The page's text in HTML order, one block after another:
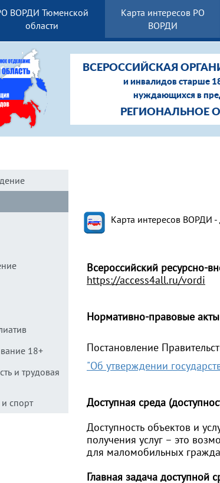
ВОРДИ Тюменской
области
Карта интересов РО
ВОРДИ
ВСЕРОССИЙСКАЯ
и инвалидов старше
нуждающихся в
РЕГИОНАЛЬНОЕ
Карта интересов ВОРДИ -
Всероссийский ресурсно-
https://access4all.ru/vordi
Нормативно-правовые
Постановление
"Об утверждении
Доступная среда
Доступность объектов и
получения услуг – это
для маломобильных
Главная задача доступной
18+
и трудовая
спорт